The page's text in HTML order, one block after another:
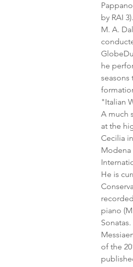
by RAI
M. A.
he
"Italian
A much
at the
Cecilia
Modena
He is
piano
of the